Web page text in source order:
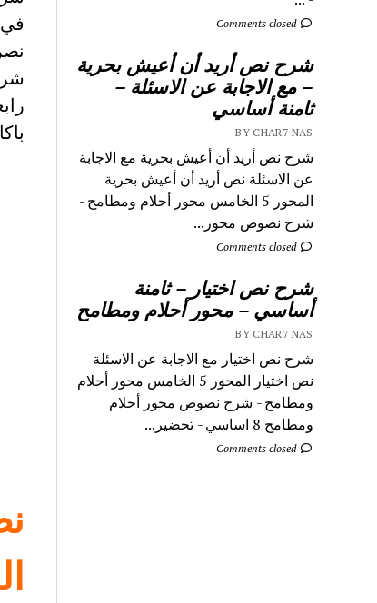
Comments closed
شرح نص أريد أن أعيش بحرية
– مع الاجابة عن الاسئلة –
ثامنة أساسي
BY CHAR7 NAS
شرح نص أريد أن أعيش بحرية مع الاجابة
عن الاسئلة نص أريد أن أعيش بحرية
المحور 5 الخامس محور أحلام ومطامح -
شرح نصوص محور...
Comments closed
شرح نص اختيار – ثامنة
أساسي – محور أحلام ومطامح
BY CHAR7 NAS
شرح نص اختيار مع الاجابة عن الاسئلة
نص اختيار المحور 5 الخامس محور أحلام
ومطامح - شرح نصوص محور أحلام
ومطامح 8 اساسي - تحضير...
Comments closed
في